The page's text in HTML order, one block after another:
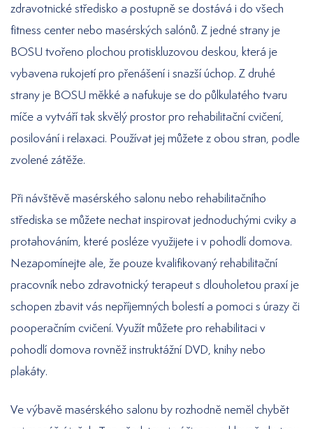
zdravotnické středisko a postupně se dostává i do všech
fitness center nebo masérských salónů. Z jedné strany je
BOSU tvořeno plochou protiskluzovou deskou, která je
vybavena rukojetí pro přenášení i snazší úchop. Z druhé
strany je BOSU měkké a nafukuje se do půlkulatého tvaru
míče a vytváří tak skvělý prostor pro rehabilitační cvičení,
posilování i relaxaci. Používat jej můžete z obou stran, podle
zvolené zátěže.
Při návštěvě masérského salonu nebo rehabilitačního
střediska se můžete nechat inspirovat jednoduchými cviky a
protahováním, které posléze využijete i v pohodlí domova.
Nezapomínejte ale, že pouze kvalifikovaný rehabilitační
pracovník nebo zdravotnický terapeut s dlouholetou praxí je
schopen zbavit vás nepříjemných bolestí a pomoci s úrazy či
pooperačním cvičení. Využít můžete pro rehabilitaci v
pohodlí domova rovněž instruktážní DVD, knihy nebo
plakáty.
Ve výbavě masérského salonu by rozhodně neměl chybět